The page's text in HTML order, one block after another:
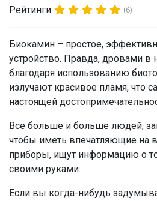
Рейтинги (6)
Биокамин – простое,
устройство. Правда, дровами
благодаря использованию
излучают красивое пламя, что
настоящей
Все больше и больше людей,
чтобы иметь впечатляющие на
приборы, ищут информацию о
своими руками.
Если вы когда-нибудь